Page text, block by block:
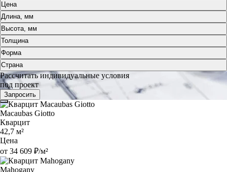
Цена
Длина, мм
Высота, мм
Толщина
Форма
Страна
Рассчитать индивидуальные условия
под проект
Запросить
Macaubas Giotto
Кварцит
42,7 м²
Цена
от 34 609 ₽/м²
Mahogany